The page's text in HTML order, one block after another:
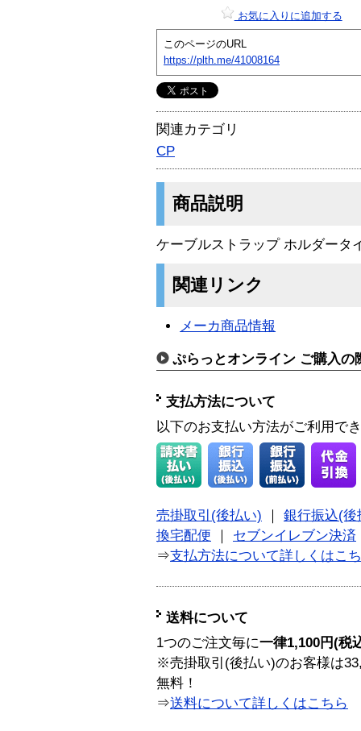
お気に入りに追加する
このページのURL
https://plth.me/41008164
関連カテゴリ
CP
商品説明
ケーブルストラップ ホルダータ
関連リンク
メーカ商品情報
ぷらっとオンライン ご購入の
支払方法について
以下のお支払い方法がご利用で
売掛取引(後払い)
銀行振込(後
換宅配便
セブンイレブン決済
⇒支払方法について詳しくはこ
送料について
1つのご注文毎に一律1,100円(税
※売掛取引(後払い)のお客様は
無料！
⇒送料について詳しくはこちら